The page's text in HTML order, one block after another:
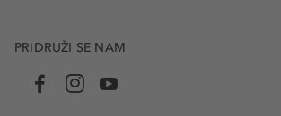
PRIDRUŽI SE NAM